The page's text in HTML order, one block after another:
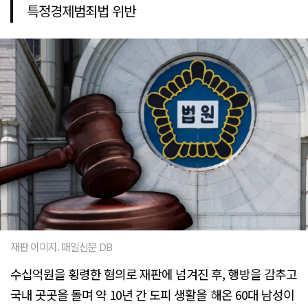
특정경제범죄법 위반
재판 이미지. 매일신문 DB
수십억원을 횡령한 혐의로 재판에 넘겨진 후, 행방을 감추고
국내 곳곳을 돌며 약 10년 간 도피 생활을 해온 60대 남성이